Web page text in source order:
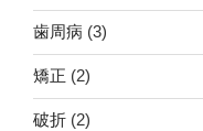
歯周病 (3)
矯正 (2)
破折 (2)